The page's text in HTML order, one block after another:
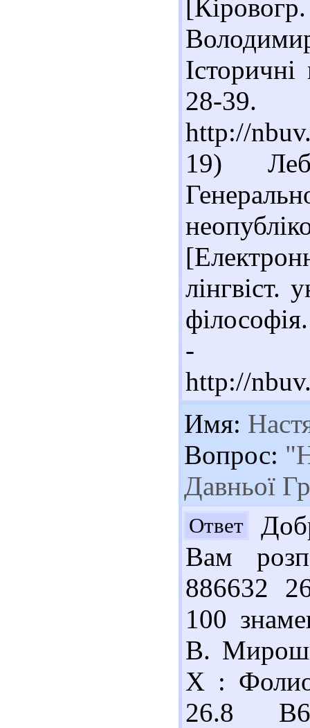
28-
http://
19)
лінгвіст.
-
http://
Имя:
Вопрос:
Давньої
Ответ
Вам
886632
100
В.
Х :
26.8